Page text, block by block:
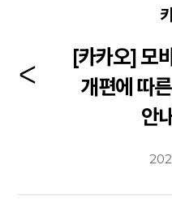
[카카오] 모
개편에 따
안